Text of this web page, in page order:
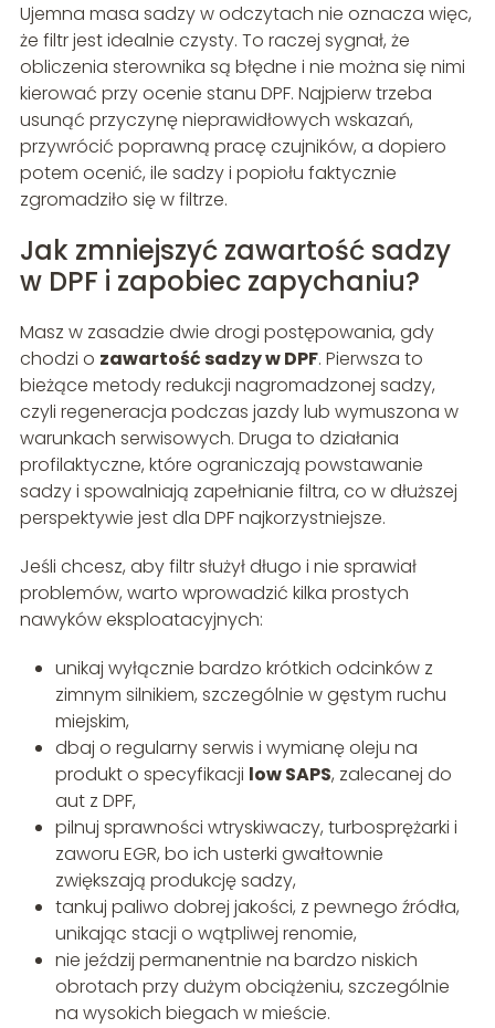
Ujemna masa sadzy w odczytach nie oznacza więc,
że filtr jest idealnie czysty. To raczej sygnał, że
obliczenia sterownika są błędne i nie można się nimi
kierować przy ocenie stanu DPF. Najpierw trzeba
usunąć przyczynę nieprawidłowych wskazań,
przywrócić poprawną pracę czujników, a dopiero
potem ocenić, ile sadzy i popiołu faktycznie
zgromadziło się w filtrze.
Jak zmniejszyć zawartość sadzy
w DPF i zapobiec zapychaniu?
Masz w zasadzie dwie drogi postępowania, gdy
chodzi o zawartość sadzy w DPF. Pierwsza to
bieżące metody redukcji nagromadzonej sadzy,
czyli regeneracja podczas jazdy lub wymuszona w
warunkach serwisowych. Druga to działania
profilaktyczne, które ograniczają powstawanie
sadzy i spowalniają zapełnianie filtra, co w dłuższej
perspektywie jest dla DPF najkorzystniejsze.
Jeśli chcesz, aby filtr służył długo i nie sprawiał
problemów, warto wprowadzić kilka prostych
nawyków eksploatacyjnych:
unikaj wyłącznie bardzo krótkich odcinków z
zimnym silnikiem, szczególnie w gęstym ruchu
miejskim,
dbaj o regularny serwis i wymianę oleju na
produkt o specyfikacji low SAPS, zalecanej do
aut z DPF,
pilnuj sprawności wtryskiwaczy, turbosprężarki i
zaworu EGR, bo ich usterki gwałtownie
zwiększają produkcję sadzy,
tankuj paliwo dobrej jakości, z pewnego źródła,
unikając stacji o wątpliwej renomie,
nie jeździj permanentnie na bardzo niskich
obrotach przy dużym obciążeniu, szczególnie
na wysokich biegach w mieście.